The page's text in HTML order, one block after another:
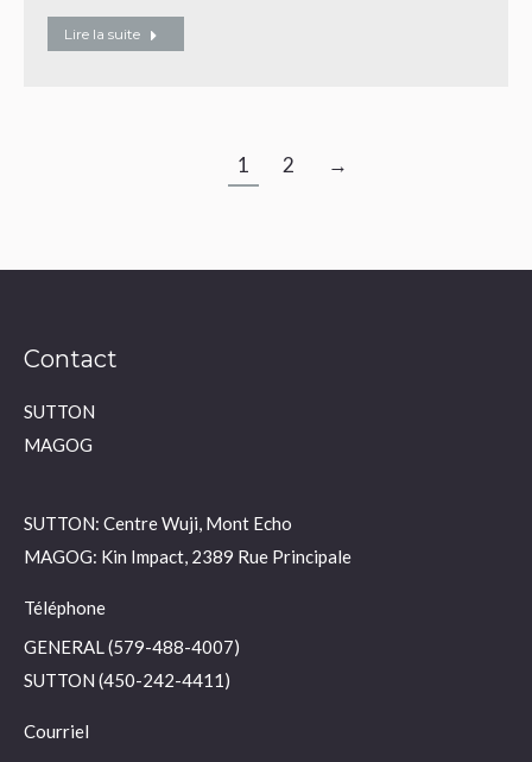
Lire la suite
1 2 →
Contact
SUTTON
MAGOG
SUTTON: Centre Wuji, Mont Echo
MAGOG: Kin Impact, 2389 Rue Principale
Téléphone
GENERAL (579-488-4007)
SUTTON (450-242-4411)
Courriel